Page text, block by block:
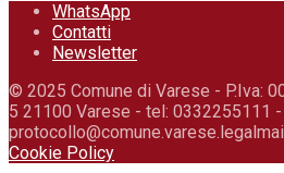
WhatsApp
Contatti
Newsletter
© 2025 Comune di Varese - P.Iva:
5 21100 Varese - tel: 0332255111
Cookie Policy